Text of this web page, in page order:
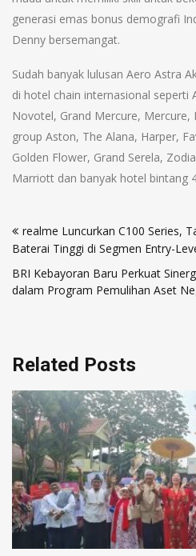
generasi emas bonus demografi
Denny bersemangat.
Sudah banyak lulusan Aero Astra
di hotel chain internasional seperti
Novotel, Grand Mercure, Mercure,
group Aston, The Alana, Harper,
Golden Flower, Grand Serela,
Marriott dan banyak hotel bintang
navigation
realme Luncurkan C100 Series,
Baterai Tinggi di Segmen Entry-
BRI Kebayoran Baru Perkuat
dalam Program Pemulihan Aset
Related Posts